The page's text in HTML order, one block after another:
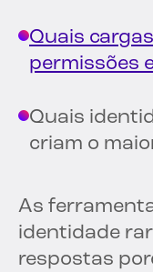
Quais
permissões
Quais
criam o
As
identidade
respostas